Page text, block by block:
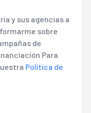
y sus agencias a
sobre
de
Para
Política de